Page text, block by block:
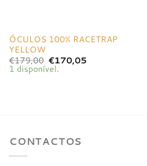
ÓCULOS 100% RACETRAP
YELLOW
€179,00 O
preço
original
€170,05O
1 disponível.
CONTACTOS